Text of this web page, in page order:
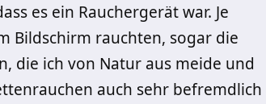
es ein Rauchergerät war. Je
Bildschirm rauchten, sogar die
die ich von Natur aus meide und
auch sehr befremdlich